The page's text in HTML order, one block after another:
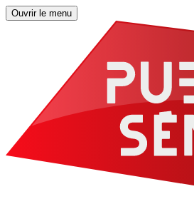
Ouvrir le menu